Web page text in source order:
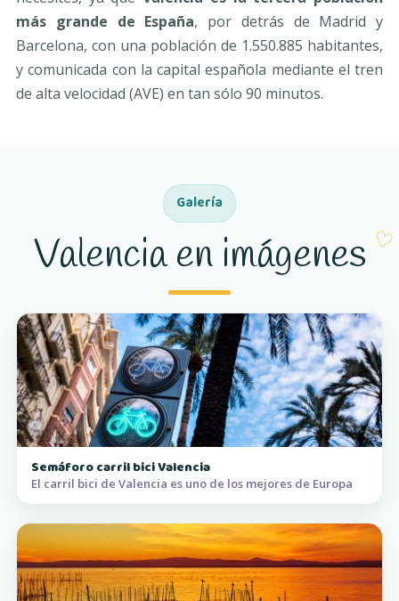
más grande de España, por detrás de Madrid y
Barcelona, con una población de 1.550.885 habitantes,
y comunicada con la capital española mediante el tren
de alta velocidad (AVE) en tan sólo 90 minutos.
Galería
Valencia en imágenes
Semáforo carril bici Valencia
El carril bici de Valencia es uno de los mejores de Europa